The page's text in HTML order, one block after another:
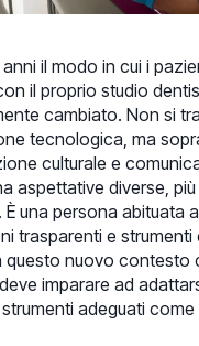
anni il modo in cui i
il proprio studio
cambiato. Non si
tecnologica, ma
culturale e
aspettative diverse, più
È una persona abituata
trasparenti e strumenti
questo nuovo contesto
imparare ad
adeguati come